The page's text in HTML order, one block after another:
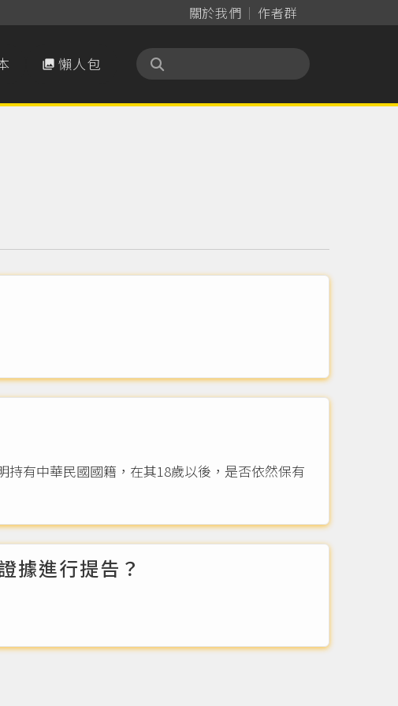
關於我們 作者群
 懶人包
有中華民國國籍，在其18歲以後，是否依然保有
據進行提告？